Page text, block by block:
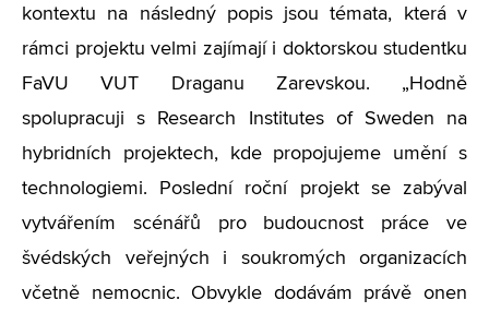
kontextu na následný popis jsou témata, která v
rámci projektu velmi zajímají i doktorskou studentku
FaVU VUT Draganu Zarevskou. „Hodně
spolupracuji s Research Institutes of Sweden na
hybridních projektech, kde propojujeme umění s
technologiemi. Poslední roční projekt se zabýval
vytvářením scénářů pro budoucnost práce ve
švédských veřejných i soukromých organizacích
včetně nemocnic. Obvykle dodávám právě onen